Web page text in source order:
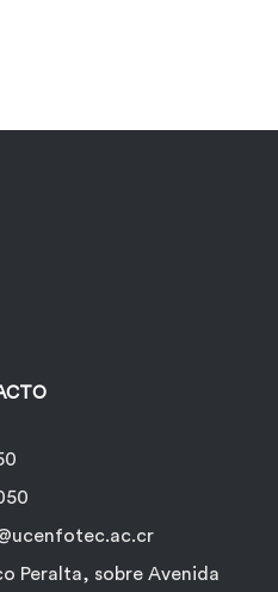
Peralta, sobre Avenida